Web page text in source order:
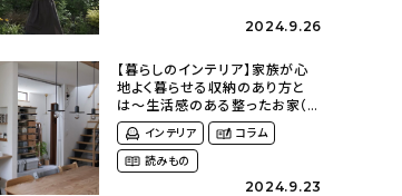
2024.9.26
【暮らしのインテリア】家族が心
地よく暮らせる収納のあり方と
は〜生活感のある整ったお家（
kaya___ieさん）
インテリア
コラム
読みもの
2024.9.23